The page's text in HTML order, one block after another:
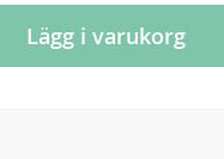
Lägg i varukorg